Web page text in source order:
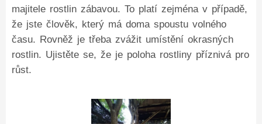
majitele rostlin zábavou. To platí zejména v případě,
že jste člověk, který má doma spoustu volného
času. Rovněž je třeba zvážit umístění okrasných
rostlin. Ujistěte se, že je poloha rostliny příznivá pro
růst.